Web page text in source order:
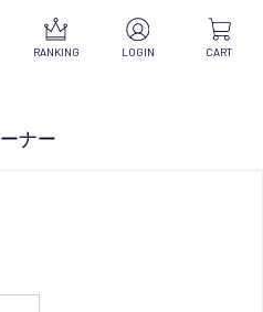
ナー
RANKING LOGIN CART